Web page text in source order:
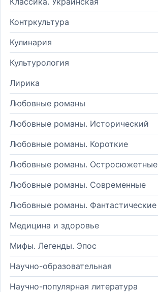
Контркультура
Кулинария
Культурология
Лирика
Любовные романы
Любовные романы. Исторический
Любовные романы. Короткие
Любовные романы. Остросюжетные
Любовные романы. Современные
Любовные романы. Фантастические
Медицина и здоровье
Мифы. Легенды. Эпос
Научно-образовательная
Научно-популярная литература